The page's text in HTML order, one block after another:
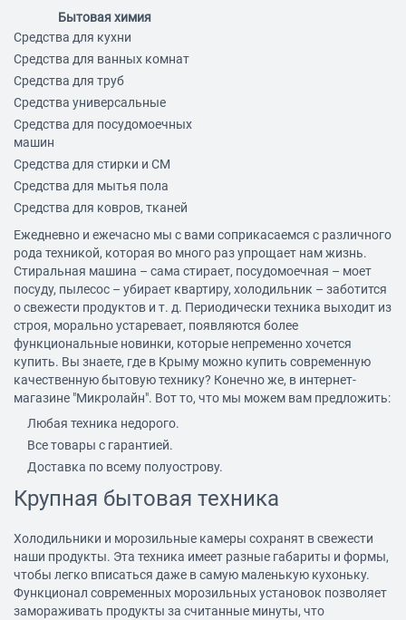
Бытовая химия
Средства для кухни
Средства для ванных комнат
Средства для труб
Средства универсальные
Средства для посудомоечных
машин
Средства для стирки и СМ
Средства для мытья пола
Средства для ковров, тканей
Ежедневно и ежечасно мы с вами соприкасаемся с различного
рода техникой, которая во много раз упрощает нам жизнь.
Стиральная машина – сама стирает, посудомоечная – моет
посуду, пылесос – убирает квартиру, холодильник – заботится
о свежести продуктов и т. д. Периодически техника выходит из
строя, морально устаревает, появляются более
функциональные новинки, которые непременно хочется
купить. Вы знаете, где в Крыму можно купить современную
качественную бытовую технику? Конечно же, в интернет-
магазине "Микролайн". Вот то, что мы можем вам предложить:
Любая техника недорого.
Все товары с гарантией.
Доставка по всему полуострову.
Крупная бытовая техника
Холодильники и морозильные камеры сохранят в свежести
наши продукты. Эта техника имеет разные габариты и формы,
чтобы легко вписаться даже в самую маленькую кухоньку.
Функционал современных морозильных установок позволяет
замораживать продукты за считанные минуты, что